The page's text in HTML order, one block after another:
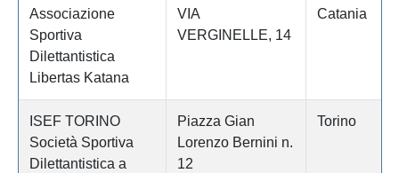
Associazione
Sportiva
Dilettantistica
Libertas Katana
VIA
VERGINELLE, 14
Catania
ISEF TORINO
Società Sportiva
Dilettantistica a
Piazza Gian
Lorenzo Bernini n.
12
Torino